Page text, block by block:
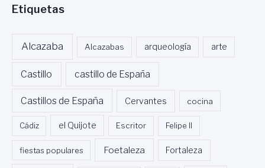
Etiquetas
Alcazaba Alcazabas arqueología arte
Castillo castillo de España
Castillos de España Cervantes cocina
Cádiz el Quijote Escritor Felipe II
fiestas populares Foetaleza Fortaleza